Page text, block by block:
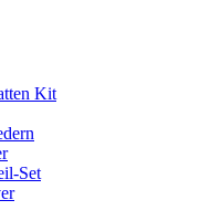
Kit
Set